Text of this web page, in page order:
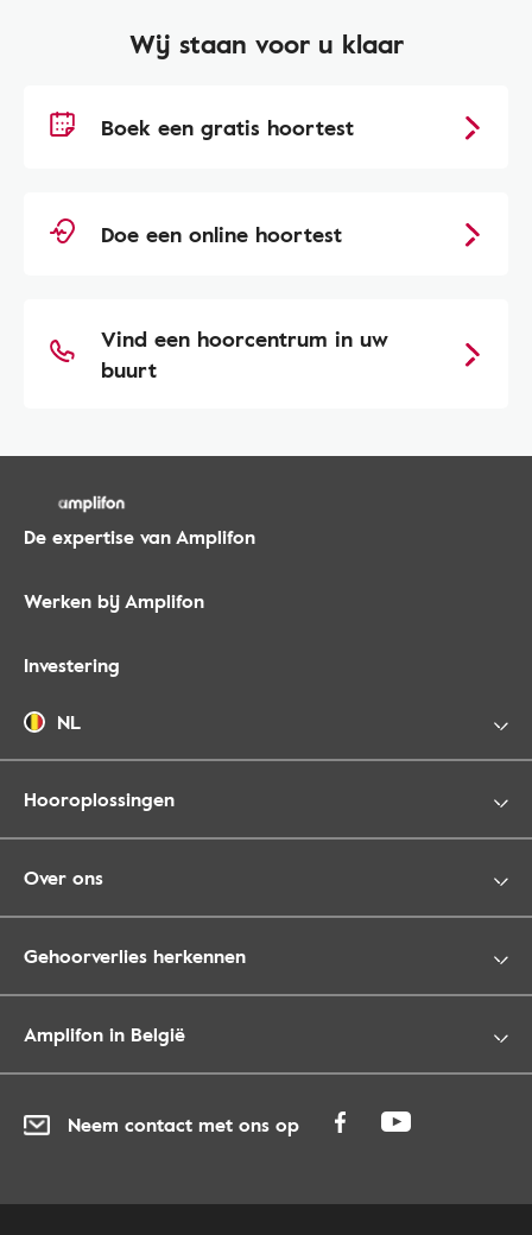
Wij staan voor u klaar
Boek een gratis hoortest
Doe een online hoortest
Vind een hoorcentrum in uw
buurt
De expertise van Amplifon
Werken bij Amplifon
Investering
NL
Hooroplossingen
Over ons
Gehoorverlies herkennen
Amplifon in België
Neem contact met ons op